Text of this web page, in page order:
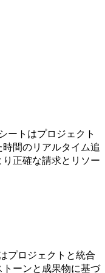
ートはプロジェクト
間のリアルタイム追
正確な請求とリソー
プロジェクトと統合
ーンと成果物に基づ